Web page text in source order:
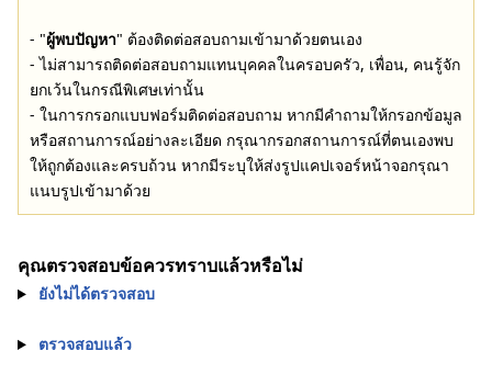
- "ผู้พบปัญหา" ต้องติดต่อสอบถามเข้ามาด้วยตนเอง
- ไม่สามารถติดต่อสอบถามแทนบุคคลในครอบครัว, เพื่อน, คนรู้จัก
ยกเว้นในกรณีพิเศษเท่านั้น
- ในการกรอกแบบฟอร์มติดต่อสอบถาม หากมีคำถามให้กรอกข้อมูล
หรือสถานการณ์อย่างละเอียด กรุณากรอกสถานการณ์ที่ตนเองพบ
ให้ถูกต้องและครบถ้วน หากมีระบุให้ส่งรูปแคปเจอร์หน้าจอกรุณา
แนบรูปเข้ามาด้วย
คุณตรวจสอบข้อควรทราบแล้วหรือไม่
ยังไม่ได้ตรวจสอบ
ตรวจสอบแล้ว